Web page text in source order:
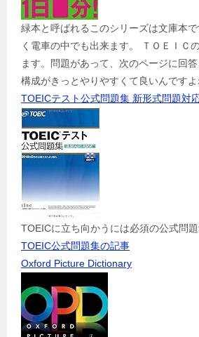
緑本と呼ばれるこのシリーズは文庫本
く電車の中でも出来ます。 ＴＯＥＩＣ
ます。問題があって、次のページに回
構成がきっとやりやすくて良いんですよ
TOEICテスト公式問題集 新形式問題対
TOEICに立ち向かうには必須の公式問
TOEIC公式問題集の記事
Oxford Picture Dictionary